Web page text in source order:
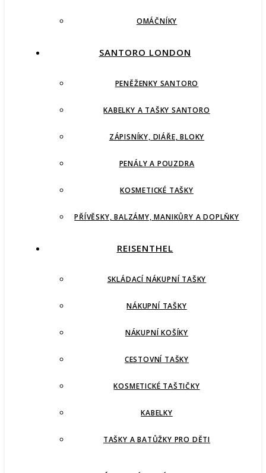
OMÁČNÍKY
SANTORO LONDON
PENĚŽENKY SANTORO
KABELKY A TAŠKY SANTORO
ZÁPISNÍKY, DIÁŘE, BLOKY
PENÁLY A POUZDRA
KOSMETICKÉ TAŠKY
PŘÍVĚSKY, BALZÁMY, MANIKŮRY A DOPLŇKY
REISENTHEL
SKLÁDACÍ NÁKUPNÍ TAŠKY
NÁKUPNÍ TAŠKY
NÁKUPNÍ KOŠÍKY
CESTOVNÍ TAŠKY
KOSMETICKÉ TAŠTIČKY
KABELKY
TAŠKY A BATŮŽKY PRO DĚTI